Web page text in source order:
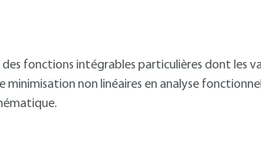
fonctions intégrables particulières dont les
non linéaires en analyse